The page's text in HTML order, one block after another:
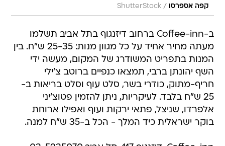
קפה אספרסו /
ShutterStock
ב-Coffee-inn ברחוב דיזנגוף בתל אביב תשלמו
מעתה מחיר אחיד על כל מגוון מנות: 25-35 ש"ח. בין
המנות בתפריט המשודרג של המקום, מעשה ידי
השף יהונתן ברבי, תמצאו כנפיים ברוטב צ'ילי
חריף-מתוק, כודרי בשר, סלט עוף וסלט בריאות ב-
25 ש"ח בלבד. לעיקריות, ניתן להזמין פטוצ'יני
אלפרדו, שניצל, פתאי ירקות ועוף ואפילו ארוחת
בוקר ישראלית כיד המלך - הכל ב-35 ש"ח למנה.